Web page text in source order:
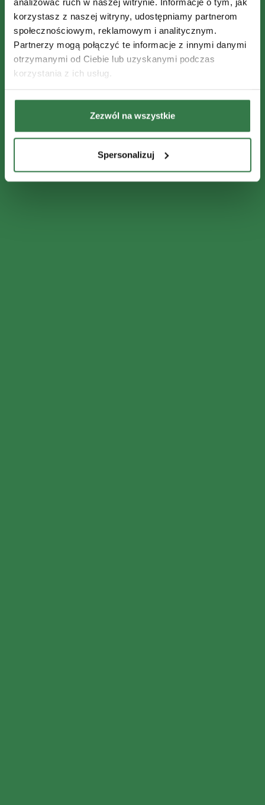
korzystasz z naszej witryny, udostępniamy partnerom
społecznościowym, reklamowym i analitycznym.
Partnerzy mogą połączyć te informacje z innymi danymi
otrzymanymi od Ciebie lub uzyskanymi podczas
korzystania z ich usług.
Zezwól na wszystkie
Spersonalizuj